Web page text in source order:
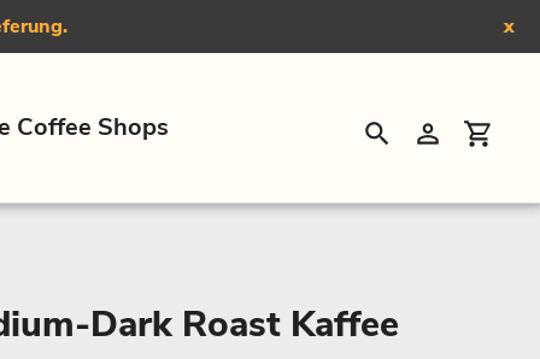
x
Coffee Shops
SuchenEinloggen
Dark Roast Kaffee